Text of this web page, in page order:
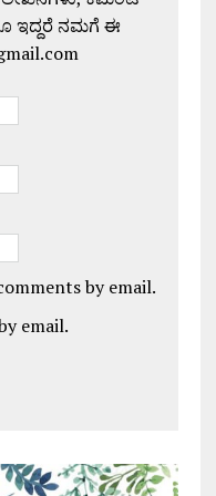
ಇದ್ದರೆ ನಮಗೆ ಈ
by email.
email.